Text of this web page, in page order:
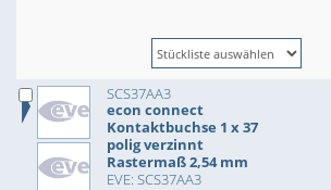
SCS37AA3
econ connect
Kontaktbuchse 1 x 37
polig verzinnt
Rastermaß 2,54 mm
EVE: SCS37AA3